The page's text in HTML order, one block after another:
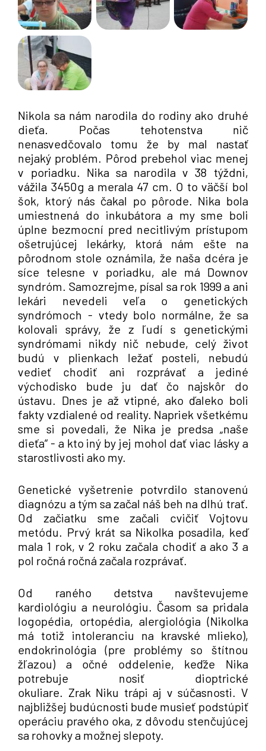
Nikola sa nám narodila do rodiny ako druhé
dieťa. Počas tehotenstva nič
nenasvedčovalo tomu že by mal nastať
nejaký problém. Pôrod prebehol viac menej
v poriadku. Nika sa narodila v 38 týždni,
vážila 3450g a merala 47 cm. O to väčší bol
šok, ktorý nás čakal po pôrode. Nika bola
umiestnená do inkubátora a my sme boli
úplne bezmocní pred necitlivým prístupom
ošetrujúcej lekárky, ktorá nám ešte na
pôrodnom stole oznámila, že naša dcéra je
síce telesne v poriadku, ale má Downov
syndróm. Samozrejme, písal sa rok 1999 a ani
lekári nevedeli veľa o genetických
syndrómoch - vtedy bolo normálne, že sa
kolovali správy, že z ľudí s genetickými
syndrómami nikdy nič nebude, celý život
budú v plienkach ležať posteli, nebudú
vedieť chodiť ani rozprávať a jediné
východisko bude ju dať čo najskôr do
ústavu. Dnes je až vtipné, ako ďaleko boli
fakty vzdialené od reality. Napriek všetkému
sme si povedali, že Nika je predsa „naše
dieťa“ - a kto iný by jej mohol dať viac lásky a
starostlivosti ako my.
Genetické vyšetrenie potvrdilo stanovenú
diagnózu a tým sa začal náš beh na dlhú trať.
Od začiatku sme začali cvičiť Vojtovu
metódu. Prvý krát sa Nikolka posadila, keď
mala 1 rok, v 2 roku začala chodiť a ako 3 a
pol ročná ročná začala rozprávať.
Od raného detstva navštevujeme
kardiológiu a neurológiu. Časom sa pridala
logopédia, ortopédia, alergiológia (Nikolka
má totiž intoleranciu na kravské mlieko),
endokrinológia (pre problémy so štítnou
žľazou) a očné oddelenie, keďže Nika
potrebuje nosiť dioptrické
okuliare. Zrak Niku trápi aj v súčasnosti. V
najbližšej budúcnosti bude musieť podstúpiť
operáciu pravého oka, z dôvodu stenčujúcej
sa rohovky a možnej slepoty.